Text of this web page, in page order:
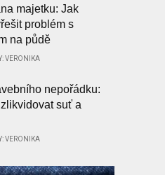
majetku: Jak
problém s
na půdě
VERONIKA
nepořádku:
suť a
VERONIKA